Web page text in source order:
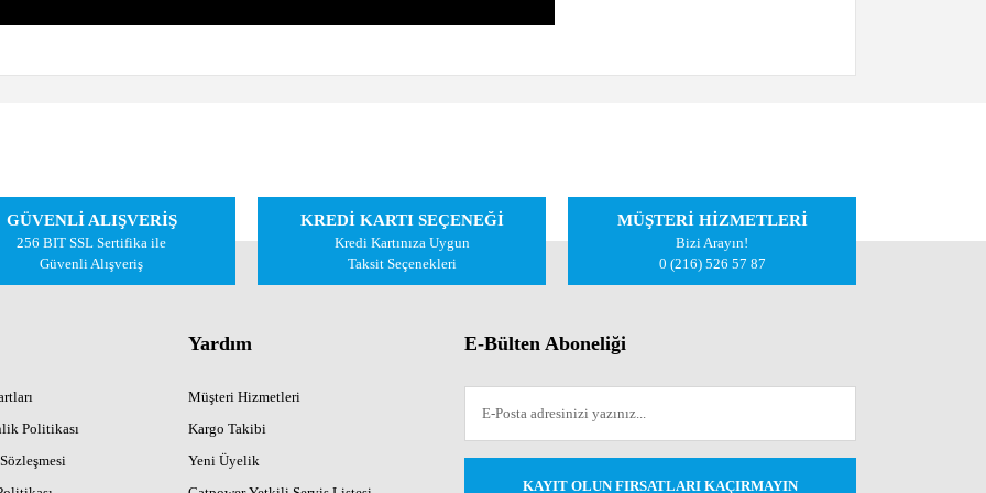
Gönder
GÜVENLİ ALIŞVERİŞ
256 BIT SSL Sertifika ile
Güvenli Alışveriş
KREDİ KARTI SEÇENEĞİ
Kredi Kartınıza Uygun
Taksit Seçenekleri
MÜŞTERİ HİZMETLERİ
Bizi Arayın!
0 (216) 526 57 87
Politikası
Yardım
Müşteri Hizmetleri
Kargo Takibi
Yeni Üyelik
E-Bülten Aboneliği
KAYIT OLUN FIRSATLARI KAÇIRMAYIN